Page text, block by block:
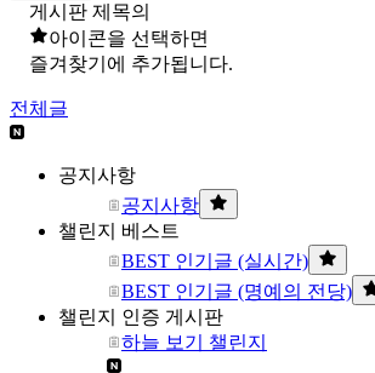
게시판 제목의
아이콘을 선택하면
즐겨찾기에 추가됩니다.
전체글
공지사항
공지사항
챌린지 베스트
BEST 인기글 (실시간)
BEST 인기글 (명예의 전당)
챌린지 인증 게시판
하늘 보기 챌린지